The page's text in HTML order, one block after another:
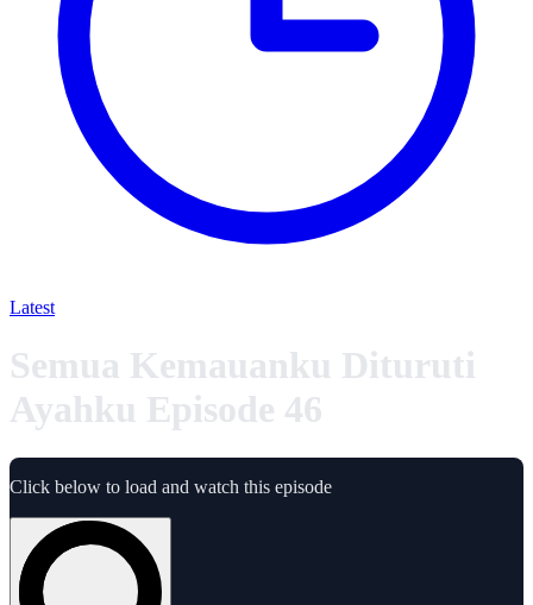
Latest
Semua Kemauanku Dituruti
Ayahku Episode 46
Click below to load and watch this episode